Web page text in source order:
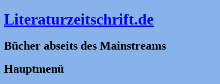
Literaturzeitschrift.de
Bücher abseits des Mainstreams
Hauptmenü